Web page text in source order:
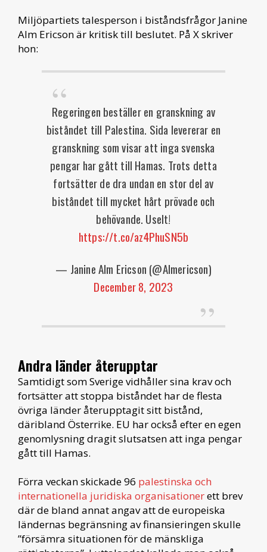
Miljöpartiets talesperson i biståndsfrågor Janine
Alm Ericson är kritisk till beslutet. På X skriver
hon:
Regeringen beställer en granskning av
biståndet till Palestina. Sida levererar en
granskning som visar att inga svenska
pengar har gått till Hamas. Trots detta
fortsätter de dra undan en stor del av
biståndet till mycket hårt prövade och
behövande. Uselt!
https://t.co/az4PhuSN5b
— Janine Alm Ericson (@Almericson)
December 8, 2023
Andra länder återupptar
Samtidigt som Sverige vidhåller sina krav och
fortsätter att stoppa biståndet har de flesta
övriga länder återupptagit sitt bistånd,
däribland Österrike. EU har också efter en egen
genomlysning dragit slutsatsen att inga pengar
gått till Hamas.
Förra veckan skickade 96 palestinska och
internationella juridiska organisationerett brev
där de bland annat angav att de europeiska
ländernas begränsning av finansieringen skulle
”försämra situationen för de mänskliga